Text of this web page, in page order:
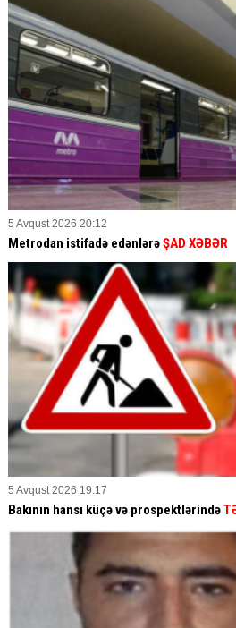
5 Avqust 2026 20:12
Metrodan istifadə edənlərəŞAD XƏBƏR
5 Avqust 2026 19:17
Bakının hansı küçə və prospektlərində